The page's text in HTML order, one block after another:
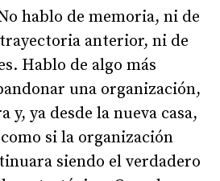
hablo de memoria, ni de
anterior, ni de
Hablo de algo más
una organización,
y, ya desde la nueva casa,
si la organización
siendo el verdadero